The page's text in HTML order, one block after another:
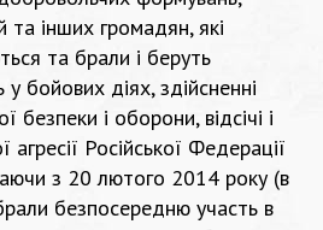
та інших громадян, які
та брали і беруть
бойових діях, здійсненні
безпеки і оборони, відсічі і
Російської Федерації
з 20 лютого 2014 року (в
безпосередню участь в